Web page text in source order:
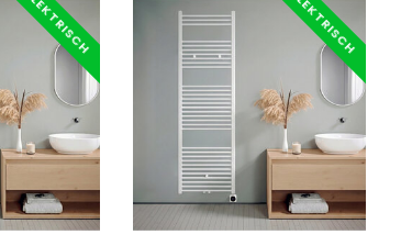
ELEKTRISCH ELEKTRISCH